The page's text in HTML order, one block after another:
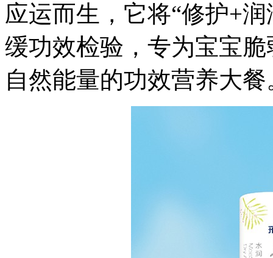
应运而生，它将“修护+
缓功效检验，专为宝宝
自然能量的功效营养大餐